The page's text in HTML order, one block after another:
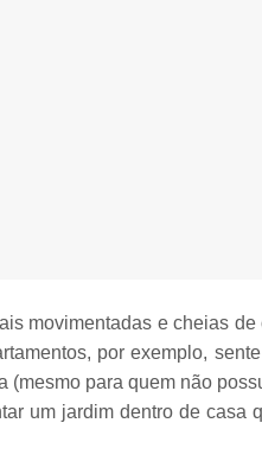
movimentadas e cheias
por exemplo,
(mesmo para quem não
um jardim dentro de casa